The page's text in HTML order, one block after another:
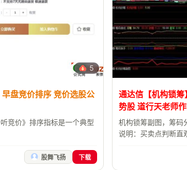
5
盘竞价排序 竞价选股公
竞价》排序指标是一个典型
股舞飞扬 下载
通达信【机构锁
势股 道行天老师
机构锁筹副图，筹码
说明：买卖点判断直